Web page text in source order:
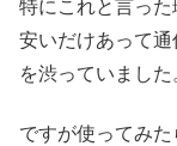
特にこれと言っ
安いだけあって
を渋っていました
ですが使ってみ